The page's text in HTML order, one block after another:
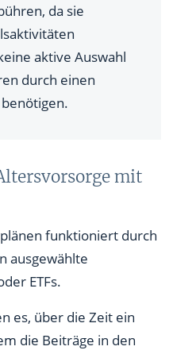
da sie
aktive Auswahl
durch einen
mit
funktioniert durch
ausgewählte
ETFs.
es, über die Zeit ein
die Beiträge in den